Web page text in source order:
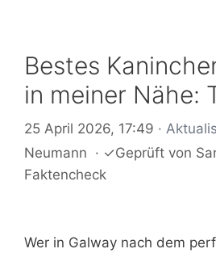
Bestes
in meiner Nähe:
25 April 2026, 17:49 ·
Neumann · ✓Geprüft von
Faktencheck
Wer in Galway nach dem